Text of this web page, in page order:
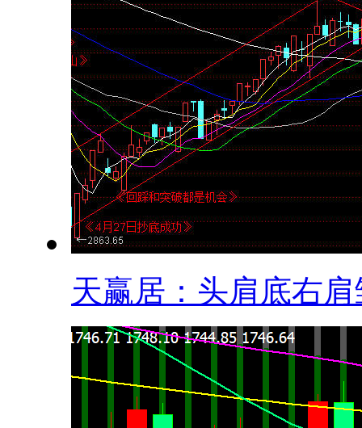
天赢居：头肩底右肩